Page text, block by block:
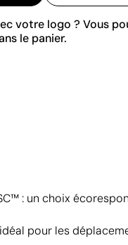
votre logo ? Vous
le panier.
: un choix
pour les